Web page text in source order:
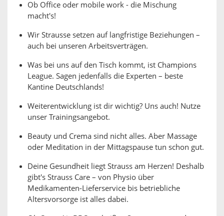
Ob Office oder mobile work - die Mischung
macht's!
Wir Strausse setzen auf langfristige Beziehungen –
auch bei unseren Arbeitsverträgen.
Was bei uns auf den Tisch kommt, ist Champions
League. Sagen jedenfalls die Experten – beste
Kantine Deutschlands!
Weiterentwicklung ist dir wichtig? Uns auch! Nutze
unser Trainingsangebot.
Beauty und Crema sind nicht alles. Aber Massage
oder Meditation in der Mittagspause tun schon gut.
Deine Gesundheit liegt Strauss am Herzen! Deshalb
gibt's Strauss Care – von Physio über
Medikamenten-Lieferservice bis betriebliche
Altersvorsorge ist alles dabei.